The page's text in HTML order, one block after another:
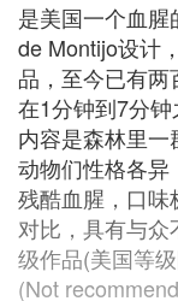
是美国一个血
de Montijo设计
品，至今已有
在1分钟到7分
内容是森林里一
动物们性格各
残酷血腥，口
对比，具有与
级作品(美国等
(Not